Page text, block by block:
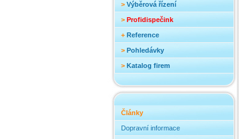
> Výběrová řízení
> Profidispečink
+ Reference
> Pohledávky
>Katalog firem
Články
Dopravní informace